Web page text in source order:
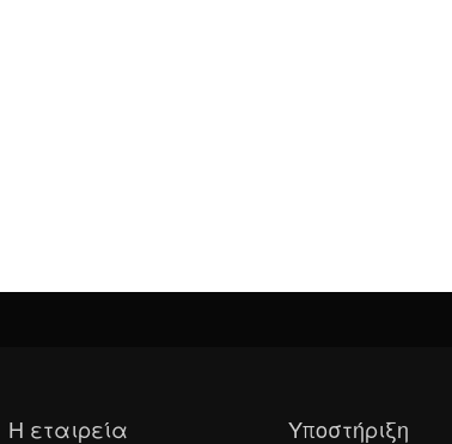
Η εταιρεία Υποστήριξη